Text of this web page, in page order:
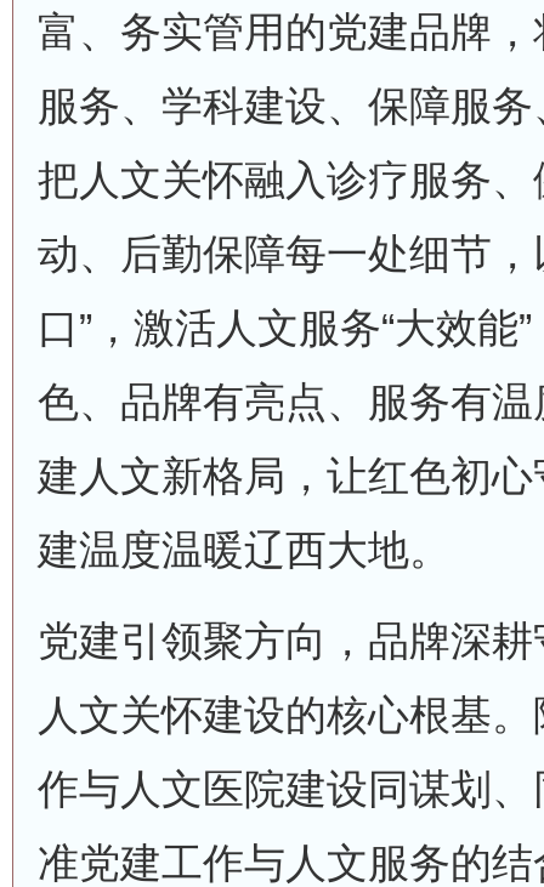
富、务实管用的党建品牌
服务、学科建设、保障服
把人文关怀融入诊疗服务
动、后勤保障每一处细节，
口”，激活人文服务“大效能
色、品牌有亮点、服务有
建人文新格局，让红色初
建温度温暖辽西大地。
党建引领聚方向，品牌深
人文关怀建设的核心根基
作与人文医院建设同谋划
准党建工作与人文服务的